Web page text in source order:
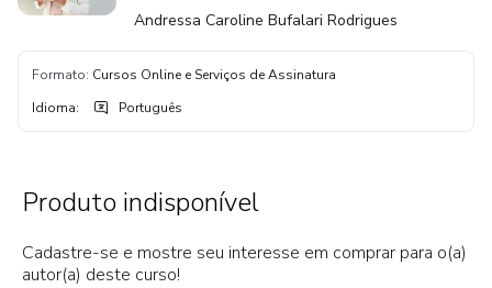
Andressa Caroline Bufalari Rodrigues
Formato: Cursos Online e Serviços de Assinatura
Idioma: Português
Produto indisponível
Cadastre-se e mostre seu interesse em comprar para o(a)
autor(a) deste curso!